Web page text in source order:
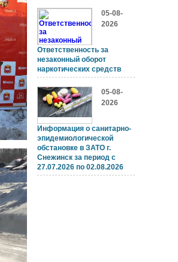
05-08-
2026
Ответственность за
незаконный оборот
наркотических средств
05-08-
2026
Информация о санитарно-
эпидемиологической
обстановке в ЗАТО г.
Снежинск за период с
27.07.2026 по 02.08.2026